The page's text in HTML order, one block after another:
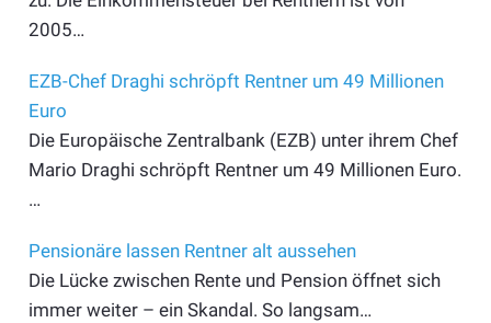
2005…
EZB-Chef Draghi schröpft Rentner um 49 Millionen
Euro
Die Europäische Zentralbank (EZB) unter ihrem Chef
Mario Draghi schröpft Rentner um 49 Millionen Euro.
…
Pensionäre lassen Rentner alt aussehen
Die Lücke zwischen Rente und Pension öffnet sich
immer weiter – ein Skandal. So langsam…